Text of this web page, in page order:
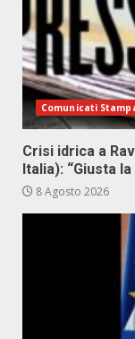
Comunicati
Crisi idrica a
Italia): “Giusta
8 Agosto 2026